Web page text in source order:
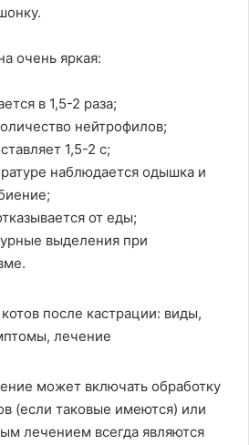
очень яркая:
в 1,5-2 раза;
нейтрофилов;
1,5-2 c;
наблюдается одышка и
от еды;
выделения при
может включать обработку
(если таковые имеются) или
лечением всегда являются